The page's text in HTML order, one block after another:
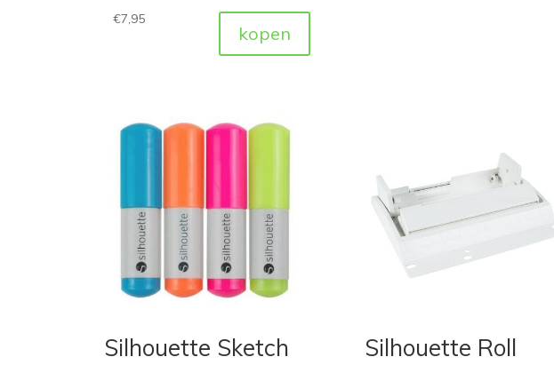
€7,95
kopen
Silhouette Sketch
Silhouette Roll